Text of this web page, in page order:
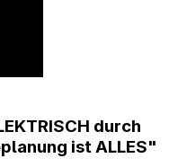
durch
ist ALLES"